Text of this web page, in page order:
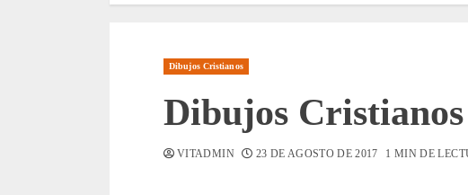
Dibujos Cristianos
Dibujos
VITADMIN 23 DE AGOSTO DE 2017 1 MIN DE